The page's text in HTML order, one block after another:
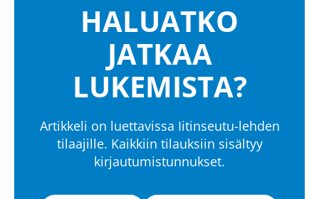
HALUATKO
JATKAA
LUKEMISTA?
Artikkeli on luettavissa Iitinseutu-lehden
tilaajille. Kaikkiin tilauksiin sisältyy
kirjautumistunnukset.